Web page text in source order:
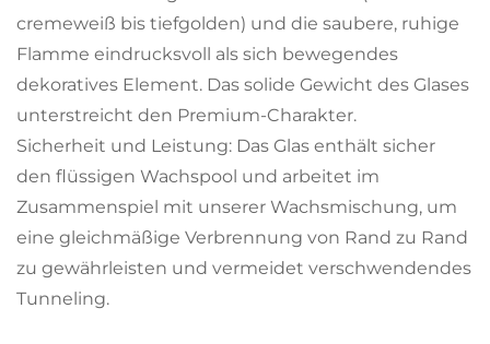
cremeweiß bis tiefgolden) und die saubere, ruhige
Flamme eindrucksvoll als sich bewegendes
dekoratives Element. Das solide Gewicht des Glases
unterstreicht den Premium-Charakter.
Sicherheit und Leistung: Das Glas enthält sicher
den flüssigen Wachspool und arbeitet im
Zusammenspiel mit unserer Wachsmischung, um
eine gleichmäßige Verbrennung von Rand zu Rand
zu gewährleisten und vermeidet verschwendendes
Tunneling.